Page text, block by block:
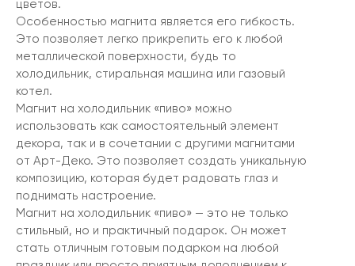
цветов.
Особенностью магнита является его гибкость.
Это позволяет легко прикрепить его к любой
металлической поверхности, будь то
холодильник, стиральная машина или газовый
котел.
Магнит на холодильник «пиво» можно
использовать как самостоятельный элемент
декора, так и в сочетании с другими магнитами
от Арт-Деко. Это позволяет создать уникальную
композицию, которая будет радовать глаз и
поднимать настроение.
Магнит на холодильник «пиво» — это не только
стильный, но и практичный подарок. Он может
стать отличным готовым подарком на любой